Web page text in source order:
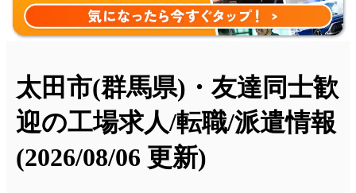
太田市(群馬県)・友達同士歓
迎の工場求人/転職/派遣情報
(2026/08/06 更新)